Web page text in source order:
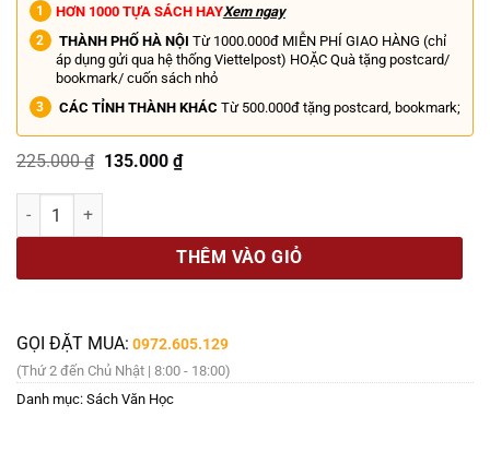
HƠN 1000 TỰA SÁCH HAYXem ngay
THÀNH PHỐ HÀ NỘI Từ 1000.000đ MIỄN PHÍ GIAO HÀNG (chỉ
áp dụng gửi qua hệ thống Viettelpost) HOẶC Quà tặng postcard/
bookmark/ cuốn sách nhỏ
CÁC TỈNH THÀNH KHÁC Từ 500.000đ tặng postcard, bookmark;
225.000₫ Giá
là:
135.000 ₫Giá
[GIẢI CỨU SÁCH] (Tặng postcard và bookmark) KIM NGƯ CƠ –
THÊM VÀO GIỎ
GỌI ĐẶT MUA: 0972.605.129
(Thứ 2 đến Chủ Nhật | 8:00 - 18:00)
Danh mục: Sách Văn Học